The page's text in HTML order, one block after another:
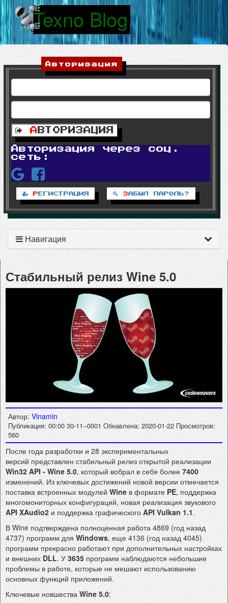
Texno Blog
Авторизация
А ВТОРИЗАЦИЯ
Авторизация через соц.
сеть:
Р ЕГИСТРАЦИЯ ЗАБЫЛ ПАРОЛЬ?
Навигация
Стабильный релиз Wine 5.0
Автор:Vinamin
Публикация: 00:00 30-11--0001Обнавлена: 2020-01-22 Просмотров:
560
После года разработки и 28 экспериментальных
версий представлен стабильный релиз открытой реализации
Win32 API - Wine 5.0, который вобрал в себя более7400
изменений. Из ключевых достижений новой версии отмечается
поставка встроенных модулейWineв форматеPE, поддержка
многомониторных конфигураций, новая реализация звукового
API XAudio2и поддержка графическогоAPI Vulkan 1.1.
В Wine подтверждена полноценная работа 4869 (год назад
4737) программ дляWindows, еще 4136 (год назад 4045)
программ прекрасно работают при дополнительных настройках
и внешнихDLL. У3635программ наблюдаются небольшие
проблемы в работе, которые не мешают использованию
основных функций приложений.
Ключевые новшестваWine 5.0: